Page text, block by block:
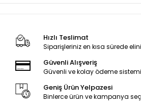
Hızlı Teslimat
Siparişleriniz en kısa sürede
Güvenli Alışveriş
Güvenli ve kolay ödeme sistemi
Geniş Ürün Yelpazesi
Binlerce ürün ve kampanya